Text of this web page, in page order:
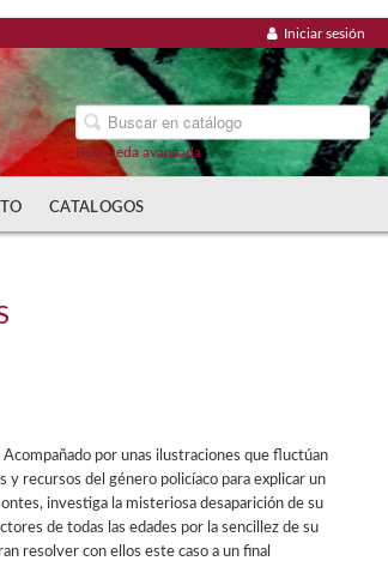
Iniciar sesión
Búsqueda avanzada
CATALOGOS
por unas ilustraciones que fluctúan
y recursos del género policíaco para explicar un
investiga la misteriosa desaparición de su
de todas las edades por la sencillez de su
resolver con ellos este caso a un final